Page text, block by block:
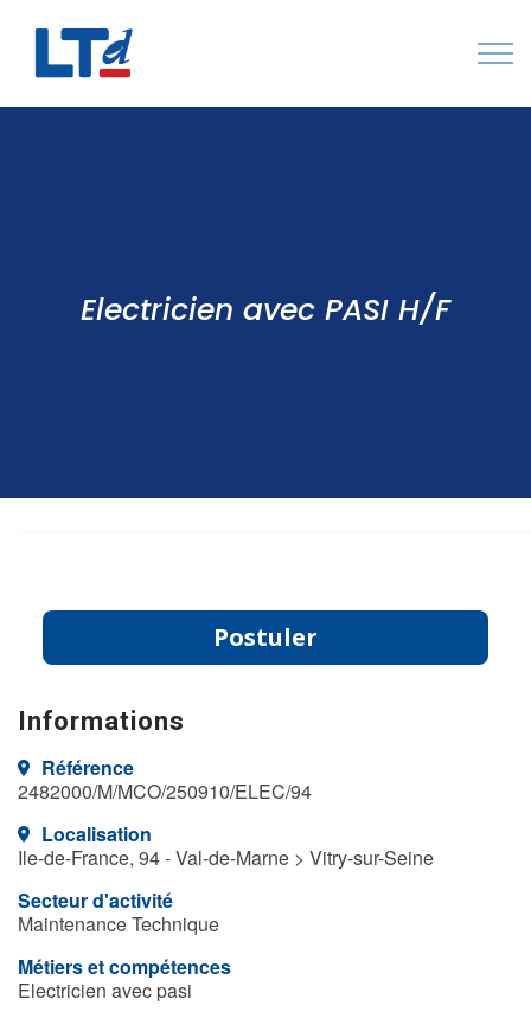
Contactez-nous
Electricien avec PASI H/F
Postuler
Informations
Référence
2482000/M/MCO/250910/ELEC/94
Localisation
Ile-de-France, 94 - Val-de-Marne > Vitry-sur-Seine
Secteur d'activité
Maintenance Technique
Métiers et compétences
Electricien avec pasi